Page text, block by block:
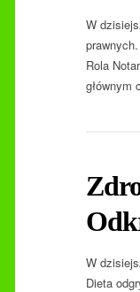
W
Rola
głównym
W
Dieta